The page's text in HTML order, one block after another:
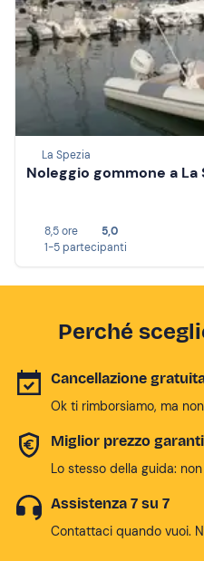
La Spezia
Noleggio gommone a
8,5 ore
5,0
1-5 partecipanti
Perché
Cancellazione
Ok ti rimborsiamo, ma
Miglior prezzo
Lo stesso della guida:
Assistenza 7 su 7
Contattaci quando vuoi.